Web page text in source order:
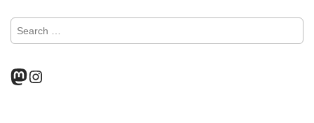
S
c
Mastodon
Instagram